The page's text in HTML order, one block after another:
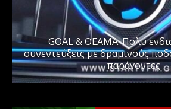
GOAL & ΘΕΑΜΑ: Πολύ
συνεντεύξεις με δραμινούς
παράγοντες